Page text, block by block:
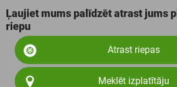
Ļaujiet mums palīdzēt atrast jums
riepu
Atrast riepas
Meklēt izplatītāju